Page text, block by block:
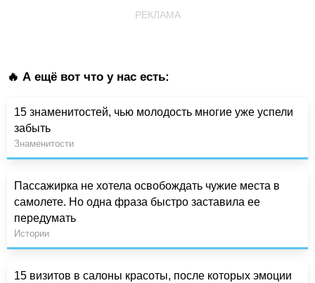
РЕКЛАМА
🔥 А ещё вот что у нас есть:
15 знаменитостей, чью молодость многие уже успели
забыть
Знаменитости
Пассажирка не хотела освобождать чужие места в
самолете. Но одна фраза быстро заставила ее
передумать
Истории
15 визитов в салоны красоты, после которых эмоции